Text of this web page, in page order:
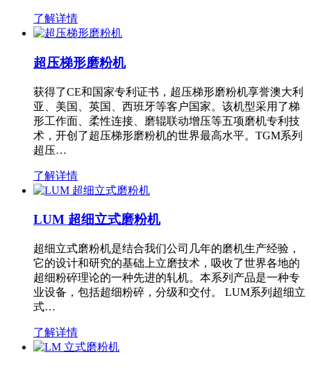
了解详情
超压梯形磨粉机
获得了CE和国家专利证书，超压梯形磨粉机享誉澳大利
亚、美国、英国、西班牙等客户国家。该机型采用了梯
形工作面、柔性连接、磨辊联动增压等五项磨机专利技
术，开创了超压梯形磨粉机的世界最高水平。TGM系列
超压…
了解详情
LUM 超细立式磨粉机
超细立式磨粉机是结合我们公司几年的磨机生产经验，
它的设计和研究的基础上立磨技术，吸收了世界各地的
超细粉碎理论的一种先进的轧机。本系列产品是一种专
业设备，包括超细粉碎，分级和交付。 LUM系列超细立
式…
了解详情